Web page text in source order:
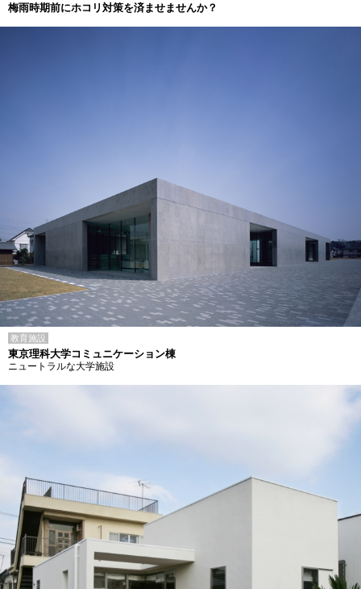
梅雨時期前にホコリ対策を済ませませんか？
教育施設
東京理科大学コミュニケーション棟
ニュートラルな大学施設